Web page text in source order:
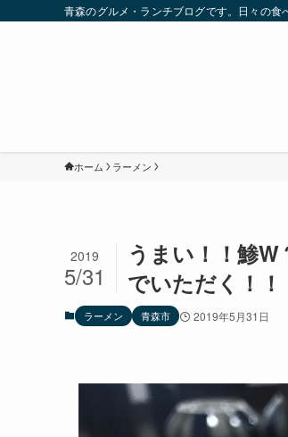
青森のグルメ・ランチブログです。日々の食
ホーム ラーメン
うまい！！鯵W
でいただく！！
2019
5/31
ラーメン 青森市 2019年5月31日